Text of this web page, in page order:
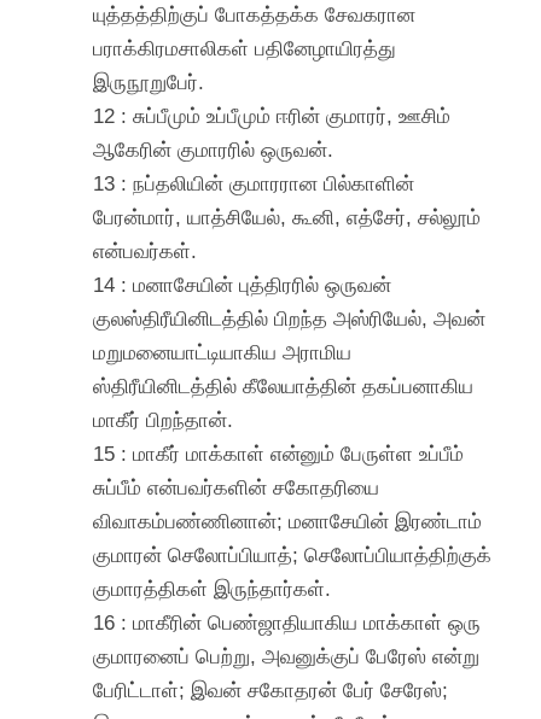
யுத்தத்திற்குப் போகத்தக்க சேவகரான
பராக்கிரமசாலிகள் பதினேழாயிரத்து
இருநூறுபேர்.
12 : சுப்பீமும் உப்பீமும் ஈரின் குமாரர், ஊசிம்
ஆகேரின் குமாரரில் ஒருவன்.
13 : நப்தலியின் குமாரரான பில்காளின்
பேரன்மார், யாத்சியேல், கூனி, எத்சேர், சல்லூம்
என்பவர்கள்.
14 : மனாசேயின் புத்திரரில் ஒருவன்
குலஸ்திரீயினிடத்தில் பிறந்த அஸ்ரியேல், அவன்
மறுமனையாட்டியாகிய அராமிய
ஸ்திரீயினிடத்தில் கீலேயாத்தின் தகப்பனாகிய
மாகீர் பிறந்தான்.
15 : மாகீர் மாக்காள் என்னும் பேருள்ள உப்பீம்
சுப்பீம் என்பவர்களின் சகோதரியை
விவாகம்பண்ணினான்; மனாசேயின் இரண்டாம்
குமாரன் செலோப்பியாத்; செலோப்பியாத்திற்குக்
குமாரத்திகள் இருந்தார்கள்.
16 : மாகீரின் பெண்ஜாதியாகிய மாக்காள் ஒரு
குமாரனைப் பெற்று, அவனுக்குப் பேரேஸ் என்று
பேரிட்டாள்; இவன் சகோதரன் பேர் சேரேஸ்;